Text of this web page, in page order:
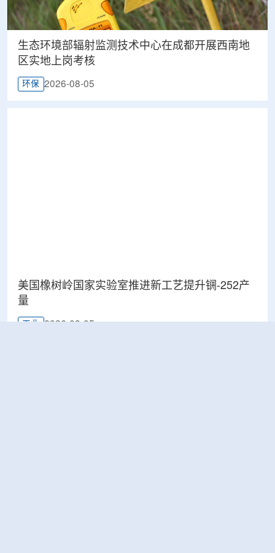
生态环境部辐射监测技术中心在成都开展西南地
区实地上岗考核
环保 2026-08-05
美国橡树岭国家实验室推进新工艺提升锎-252产
量
工业 2026-08-05